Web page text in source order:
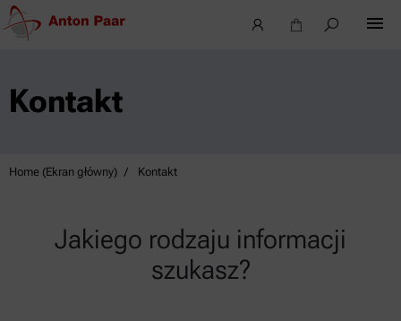
Kontakt
Home (Ekran główny) Kontakt
Jakiego rodzaju informacji
szukasz?